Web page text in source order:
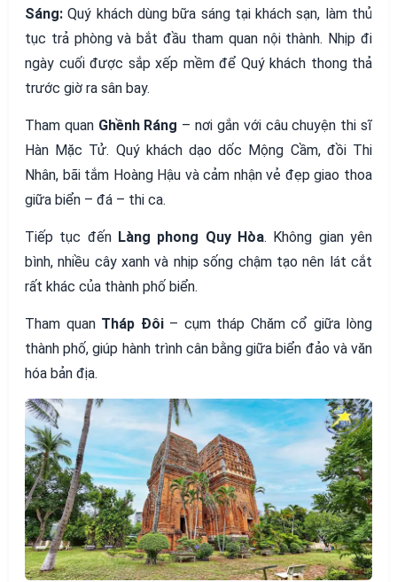
Sáng: Quý khách dùng bữa sáng tại khách sạn, làm thủ
tục trả phòng và bắt đầu tham quan nội thành. Nhịp đi
ngày cuối được sắp xếp mềm để Quý khách thong thả
trước giờ ra sân bay.
Tham quan Ghềnh Ráng – nơi gắn với câu chuyện thi sĩ
Hàn Mặc Tử. Quý khách dạo dốc Mộng Cầm, đồi Thi
Nhân, bãi tắm Hoàng Hậu và cảm nhận vẻ đẹp giao thoa
giữa biển – đá – thi ca.
Tiếp tục đến Làng phong Quy Hòa. Không gian yên
bình, nhiều cây xanh và nhịp sống chậm tạo nên lát cắt
rất khác của thành phố biển.
Tham quan Tháp Đôi– cụm tháp Chăm cổ giữa lòng
thành phố, giúp hành trình cân bằng giữa biển đảo và văn
hóa bản địa.